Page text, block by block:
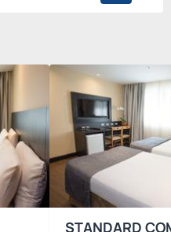
STANDARD